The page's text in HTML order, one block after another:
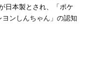
日本製とされ、「ポケ
ンしんちゃん」の認知